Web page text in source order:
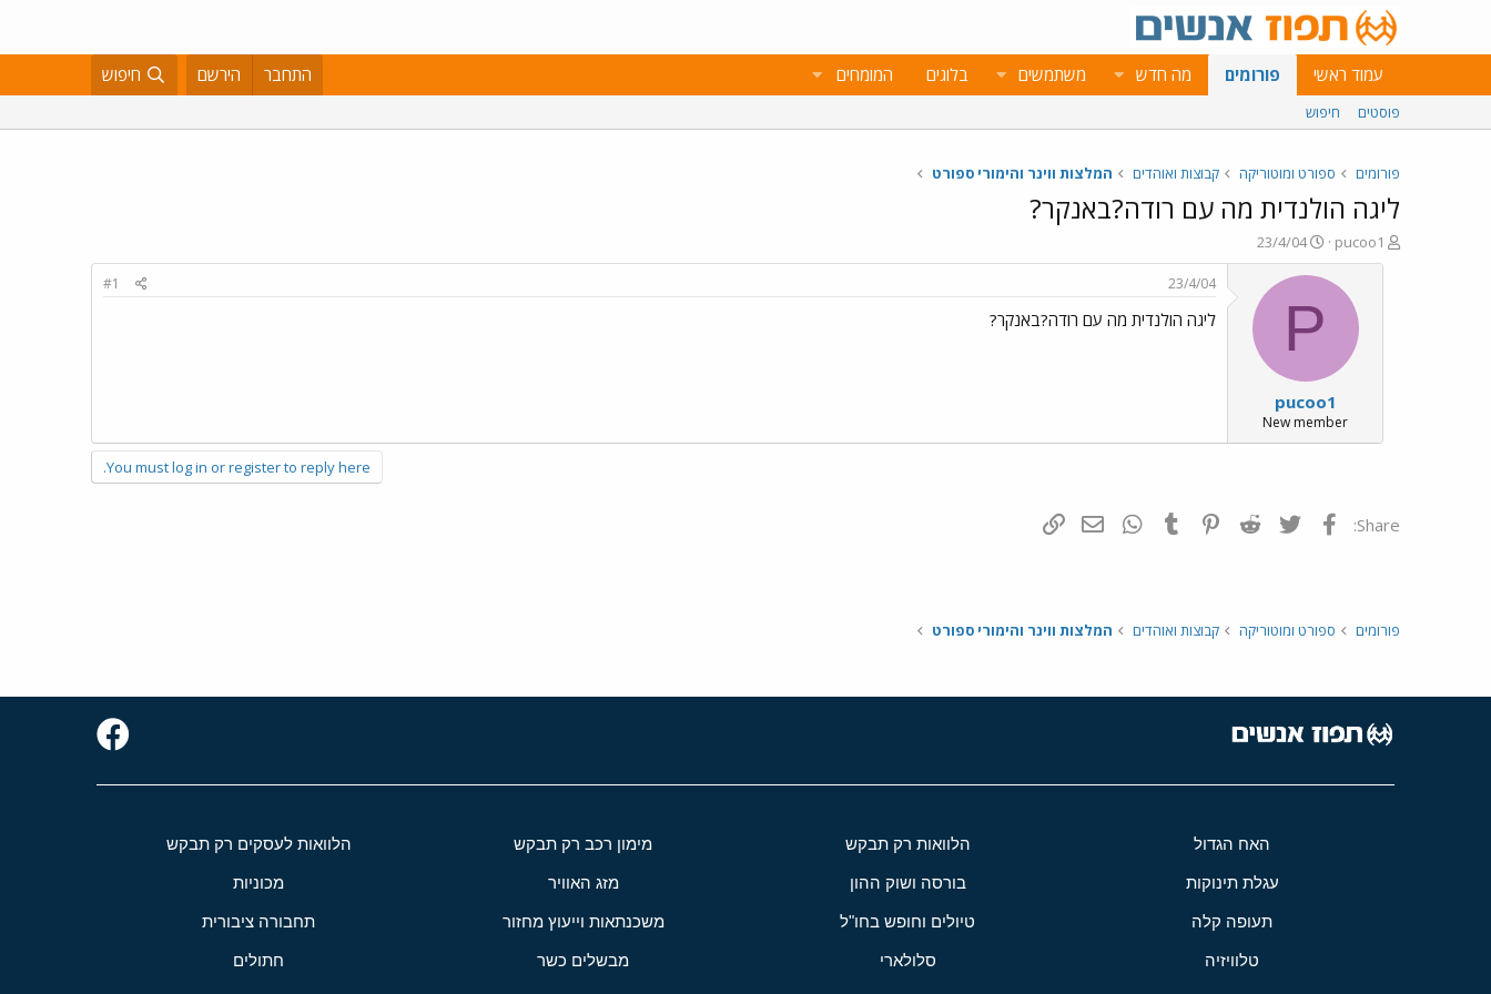
עמוד ראשי פורומים מה חדש משתמשים בלוגים המומחים התחבר הירשם חיפוש
פוסטים חיפוש
פורומים ספורט ומוטוריקה קבוצות ואוהדים המלצות ווינר והימורי ספורט
ליגה הולנדית מה עם רודה?באנקר?
פ
ו
pucoo1
פ
ו
ר
ב
א
ר
י
ך
23/4/04
P
pucoo1
New member
23/4/04
#1
ליגה הולנדית מה עם רודה?באנקר?
You must log in or register to reply here.
Share: פייסבוק Twitter
Reddit
Pinterest
Tumblr
WhatsAppדואר אלקטרוני
פורומים ספורט ומוטוריקה קבוצות ואוהדים המלצות ווינר והימורי ספורט
האח הגדול הלוואות רק תבקש מימון רכב רק תבקש הלוואות לעסקים רק תבקש
עגלת תינוקות בורסה ושוק ההון מזג האוויר מכוניות
תעופה קלה טיולים וחופש בחו"ל משכנתאות וייעוץ מחזור תחבורה ציבורית
טלוויזיה סלולארי מבשלים כשר חתולים